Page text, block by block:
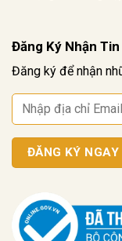
Đăng Ký Nhận Tin
Đăng ký để nhận